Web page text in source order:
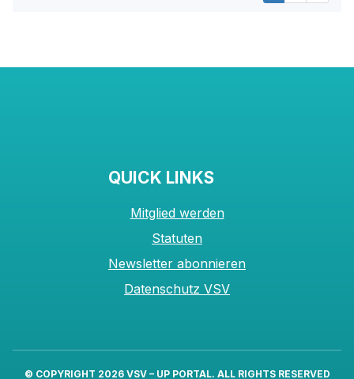
QUICK LINKS
Mitglied werden
Statuten
Newsletter abonnieren
Datenschutz VSV
© COPYRIGHT 2026 VSV – UP PORTAL. ALL RIGHTS RESERVED